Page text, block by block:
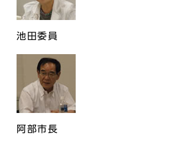
池田委員
阿部市長